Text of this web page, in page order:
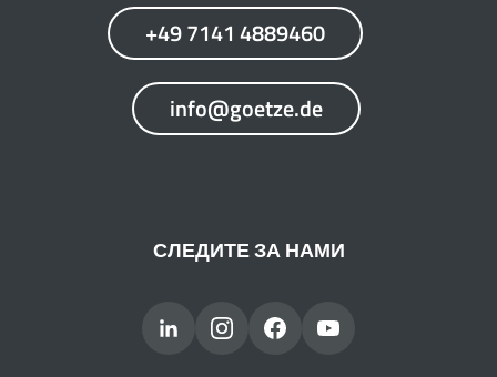
+49 7141 4889460
info@goetze.de
СЛЕДИТЕ ЗА НАМИ